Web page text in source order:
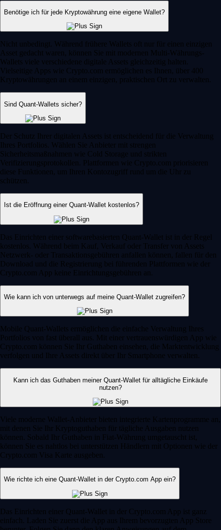
Benötige ich für jede Kryptowährung eine eigene Wallet?
Nicht unbedingt. Während frühere Wallets oft nur für einen einzigen
Asset gedacht waren, können Sie mit modernen Multi-Währungs-
Wallets viele verschiedene digitale Assets gleichzeitig halten.
Vielseitige Apps wie Crypto.com ermöglichen es Ihnen, über 400
Kryptowährungen an einem einzigen, praktischen Ort zu verwalten.
Sind Quant-Wallets sicher?
Der Schutz Ihrer digitalen Assets ist entscheidend für die Verwaltung
Ihres Portfolios. Wählen Sie Anbieter mit strengen
Sicherheitsmaßnahmen wie Cold Storage und strikten
Verifizierungsprotokollen. Plattformen wie Crypto.com priorisieren
diese Funktionen, um Ihren Kontozugriff rund um die Uhr zu
schützen.
Ist die Eröffnung einer Quant-Wallet kostenlos?
Das Einrichten einer softwarebasierten Quant-Wallet ist in der Regel
kostenlos. Während beim Kauf, Verkauf oder Transfer von Assets
Netzwerk- oder Transaktionsgebühren anfallen können, fallen für den
Download und die Registrierung bei führenden Plattformen wie der
Crypto.com App keine Einrichtungsgebühren an.
Wie kann ich von unterwegs auf meine Quant-Wallet zugreifen?
Mobile Quant-Wallets ermöglichen die einfache Verwaltung Ihres
Portfolios von fast überall aus. Mit einer vertrauenswürdigen App wie
Crypto.com können Sie Ihr Guthaben einsehen, die Marktentwicklung
verfolgen und Ihre Assets direkt über Ihr Smartphone verwalten.
Kann ich das Guthaben meiner Quant-Wallet für alltägliche Einkäufe
nutzen?
Viele moderne Wallet-Anbieter bieten integrierte Kartenprogramme an,
mit denen Sie Ihr Kryptoguthaben für tägliche Ausgaben nutzen
können. Sobald Ihr Guthaben in Fiat-Währung umgetauscht ist,
können Sie es nahtlos bei unterstützen Händlern mit Optionen wie der
Crypto.com Visa Karte ausgeben.
Wie richte ich eine Quant-Wallet in der Crypto.com App ein?
Das Einrichten einer Quant-Wallet in der Crypto.com App ist ganz
einfach. Laden Sie zuerst die App aus Ihrem bevorzugten App Store